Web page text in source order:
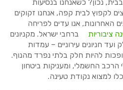
נכון? כשאנחנו בנסיעות
לקפוץ לבית קפה, אנחנו זקוקים
האחרונות, אנו עדים לפריחה
ציבוריות
ברחבי ישראל. מקניונים
חניונים עירוניים – עמדות
להיות חלק בלתי נפרד מהנוף.
הרכב החשמלי, ומעניקות ביטחון
למצוא נקודת טעינה.